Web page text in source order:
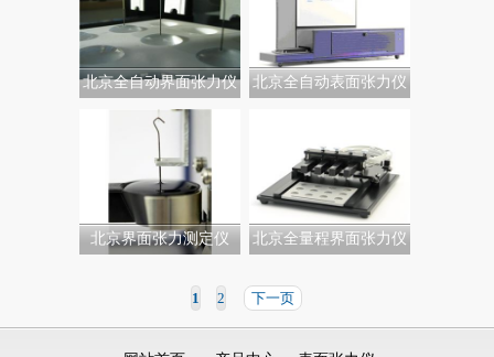
北京全自动界面张力仪 北京全自动表面张力仪
北京界面张力测定仪 北京全量程界面张力仪
1 2 下一页